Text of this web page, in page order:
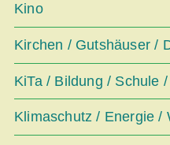
Kino
Kirchen / Gutshäuser /
KiTa / Bildung / Schule
Klimaschutz / Energie /